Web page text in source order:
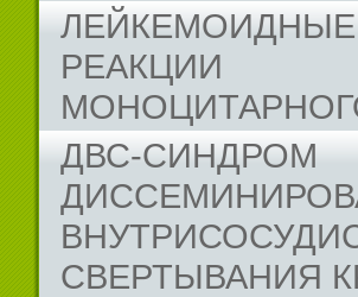
ЛЕЙКЕМОИДНЫЕ
РЕАКЦИИ
ДВС-СИНДРОМ
СВЕРТЫВАНИЯ